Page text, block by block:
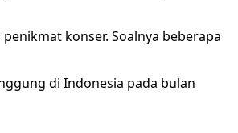
konser. Soalnya beberapa
di Indonesia pada bulan